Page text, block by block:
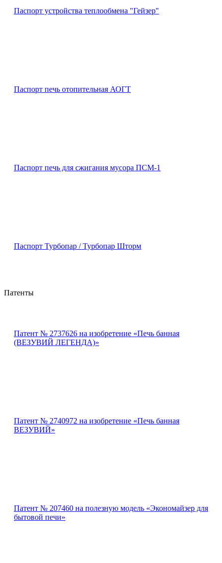
Паспорт устройства теплообмена "Гейзер"
Паспорт печь отопительная АОГТ
Паспорт печь для сжигания мусора ПСМ-1
Паспорт Турбопар / Турбопар Шторм
Патенты
Патент № 2737626 на изобретение «Печь банная
(ВЕЗУВИЙ ЛЕГЕНДА)»
Патент № 2740972 на изобретение «Печь банная
ВЕЗУВИЙ»
Патент № 207460 на полезную модель «Экономайзер для
бытовой печи»